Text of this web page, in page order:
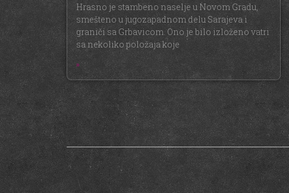
Hrasno je stambeno naselje u Novom Gradu,
smešteno u jugozapadnom delu Sarajeva i
graniči sa Grbavicom. Ono je bilo izloženo vatri
sa nekoliko položaja koje
»